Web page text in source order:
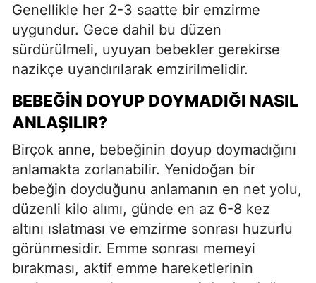
Genellikle her 2-3 saatte bir emzirme
uygundur. Gece dahil bu düzen
sürdürülmeli, uyuyan bebekler gerekirse
nazikçe uyandırılarak emzirilmelidir.
BEBEĞIN DOYUP DOYMADIĞI NASIL
ANLAŞILIR?
Birçok anne, bebeğinin doyup doymadığını
anlamakta zorlanabilir. Yenidoğan bir
bebeğin doyduğunu anlamanın en net yolu,
düzenli kilo alımı, günde en az 6-8 kez
altını ıslatması ve emzirme sonrası huzurlu
görünmesidir. Emme sonrası memeyi
bırakması, aktif emme hareketlerinin